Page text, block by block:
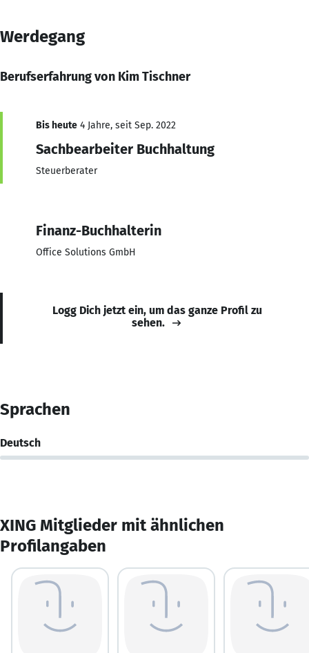
Werdegang
Berufserfahrung von Kim Tischner
Bis heute 4 Jahre, seit Sep. 2022
Sachbearbeiter Buchhaltung
Steuerberater
Finanz-Buchhalterin
Office Solutions GmbH
Logg Dich jetzt ein, um das ganze Profil zu
sehen.
Sprachen
Deutsch
XING Mitglieder mit ähnlichen
Profilangaben